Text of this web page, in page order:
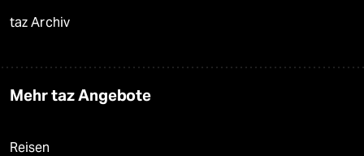
taz Archiv
Mehr taz Angebote
Reisen